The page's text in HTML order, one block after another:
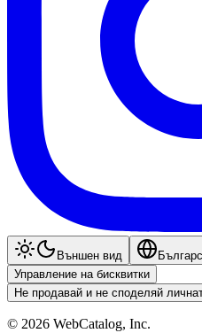
Външен вид
Управление на бисквитки
Не продавай и не споделяй
© 2026 WebCatalog, Inc.